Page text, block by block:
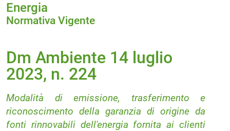
Energia
Normativa Vigente
Dm Ambiente 14 luglio
2023, n. 224
Modalità di emissione, trasferimento e
riconoscimento della garanzia di origine da
fonti rinnovabili dell'energia fornita ai clienti